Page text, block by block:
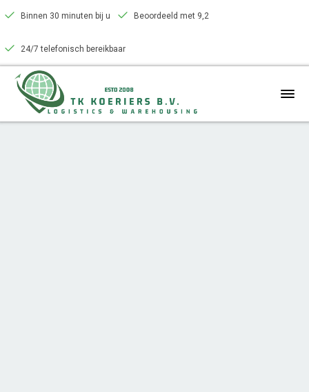
Binnen 30 minuten bij u Beoordeeld met 9,2
24/7 telefonisch bereikbaar